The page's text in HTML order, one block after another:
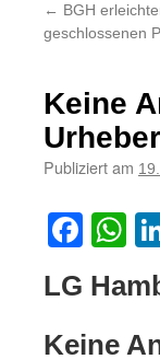
springen
← BGH
geschlossenen
Keine
Publiziert am
LG
Keine